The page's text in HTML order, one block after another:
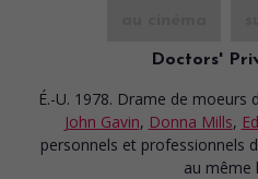
Doctors'
É.-U. 1978. Drame de moeurs
John Gavin, Donna Mills,
personnels et professionnels
au même